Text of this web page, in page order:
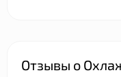
Отзывы о